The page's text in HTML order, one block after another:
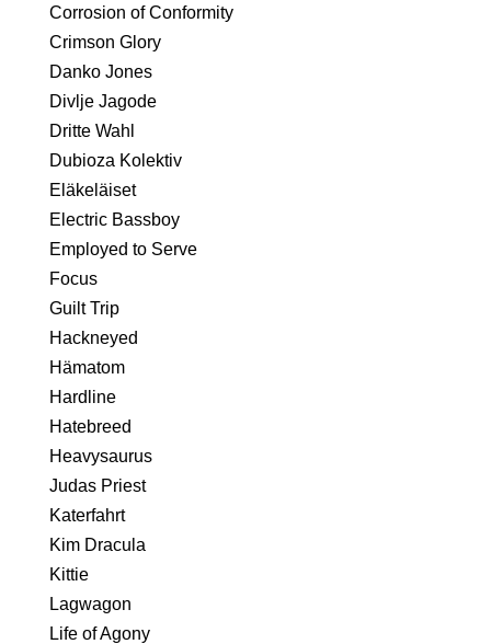
Corrosion of Conformity
Crimson Glory
Danko Jones
Divlje Jagode
Dritte Wahl
Dubioza Kolektiv
Eläkeläiset
Electric Bassboy
Employed to Serve
Focus
Guilt Trip
Hackneyed
Hämatom
Hardline
Hatebreed
Heavysaurus
Judas Priest
Katerfahrt
Kim Dracula
Kittie
Lagwagon
Life of Agony